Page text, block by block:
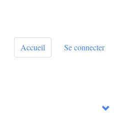
Accueil Se connecter